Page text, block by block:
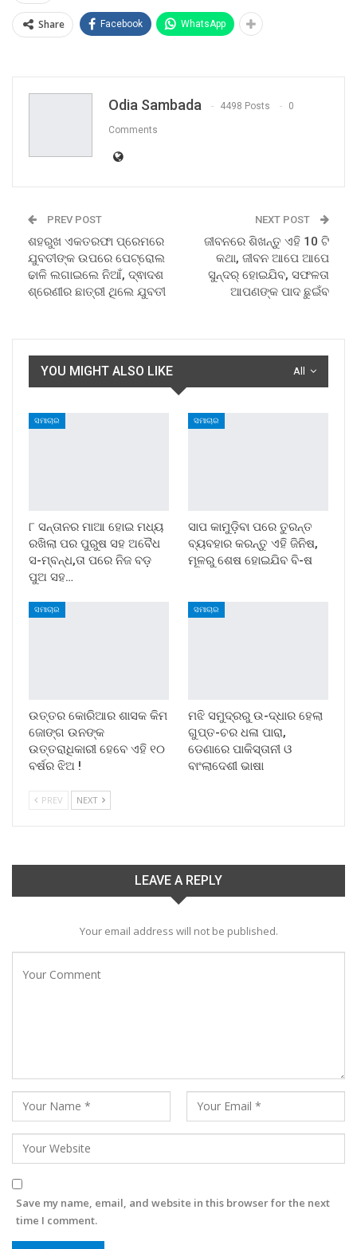
Share Facebook WhatsApp
Odia Sambada 4498 Posts 0
Comments
PREV POST
ଶହରୁଖ ଏକତରଫା ପ୍ରେମରେ
ଯୁବତୀଙ୍କ ଉପରେ ପେଟ୍ରୋଲ
ଢାଳି ଲଗାଇଲେ ନିଆଁ, ଦ୍ଵାଦଶ
ଶ୍ରେଣୀର ଛାତ୍ରୀ ଥିଲେ ଯୁବତୀ
NEXT POST
ଜୀବନରେ ଶିଖନ୍ତୁ ଏହି 10 ଟି
କଥା, ଜୀବନ ଆପେ ଆପେ
ସୁନ୍ଦର୍ ହୋଇଯିବ, ସଫଳତା
ଆପଣଙ୍କ ପାଦ ଛୁଇଁବ
All
YOU MIGHT ALSO LIKE
ସମାଚାର
୮ ସନ୍ତାନର ମାଆ ହୋଇ ମଧ୍ୟ
ରଖିଲା ପର ପୁରୁଷ ସହ ଅବୈଧ
ସ-ମ୍ବନ୍ଧ,ତା ପରେ ନିଜ ବଡ଼
ପୁଅ ସହ…
ସମାଚାର
ସାପ କାମୁଡ଼ିବା ପରେ ତୁରନ୍ତ
ବ୍ୟବହାର କରନ୍ତୁ ଏହି ଜିନିଷ,
ମୂଳରୁ ଶେଷ ହୋଇଯିବ ବି-ଷ
ସମାଚାର
ଉତ୍ତର କୋରିଆର ଶାସକ କିମ
ଜୋଙ୍ଗ ଉନଙ୍କ
ଉତ୍ତରାଧିକାରୀ ହେବେ ଏହି ୧୦
ବର୍ଷର ଝିଅ !
ସମାଚାର
ମଝି ସମୁଦ୍ରରୁ ଉ-ଦ୍ଧାର ହେଲା
ଗୁପ୍ତ-ଚର ଧଳା ପାରା,
ଡେଣାରେ ପାକିସ୍ତାନୀ ଓ
ବାଂଲାଦେଶୀ ଭାଷା
PREV NEXT
LEAVE A REPLY
Your email address will not be published.
Save my name, email, and website in this browser for the next
time I comment.